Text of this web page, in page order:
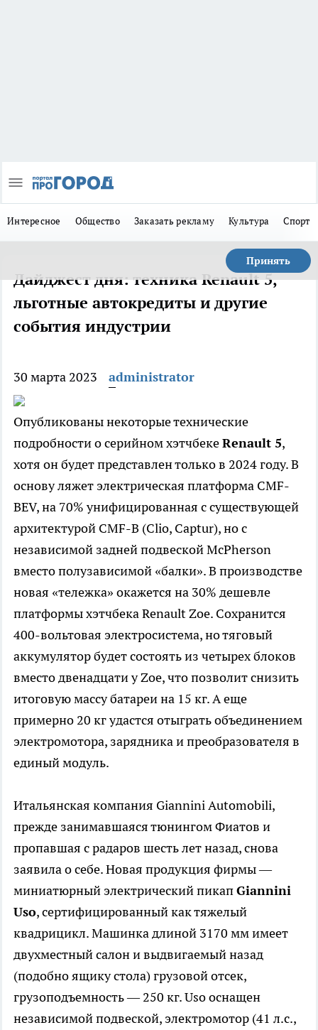
Интересное Общество Заказать рекламу Культура Спорт
Принять
Дайджест дня: техника Renault 5,
льготные автокредиты и другие
события индустрии
30 марта 2023 administrator
Опубликованы некоторые технические
подробности о серийном хэтчбекеRenault 5,
хотя он будет представлен только в 2024 году. В
основу ляжет электрическая платформа CMF-
BEV, на 70% унифицированная с существующей
архитектурой CMF-B (Clio, Captur), но с
независимой задней подвеской McPherson
вместо полузависимой «балки». В производстве
новая «тележка» окажется на 30% дешевле
платформы хэтчбека Renault Zoe. Сохранится
400-вольтовая электросистема, но тяговый
аккумулятор будет состоять из четырех блоков
вместо двенадцати у Zoe, что позволит снизить
итоговую массу батареи на 15 кг. А еще
примерно 20 кг удастся отыграть объединением
электромотора, зарядника и преобразователя в
единый модуль.
Итальянская компания Giannini Automobili,
прежде занимавшаяся тюнингом Фиатов и
пропавшая с радаров шесть лет назад, снова
заявила о себе. Новая продукция фирмы —
миниатюрный электрический пикапGiannini
Uso, сертифицированный как тяжелый
квадрицикл. Машинка длиной 3170 мм имеет
двухместный салон и выдвигаемый назад
(подобно ящику стола) грузовой отсек,
грузоподъемность — 250 кг. Uso оснащен
независимой подвеской, электромотор (41 л.с.,